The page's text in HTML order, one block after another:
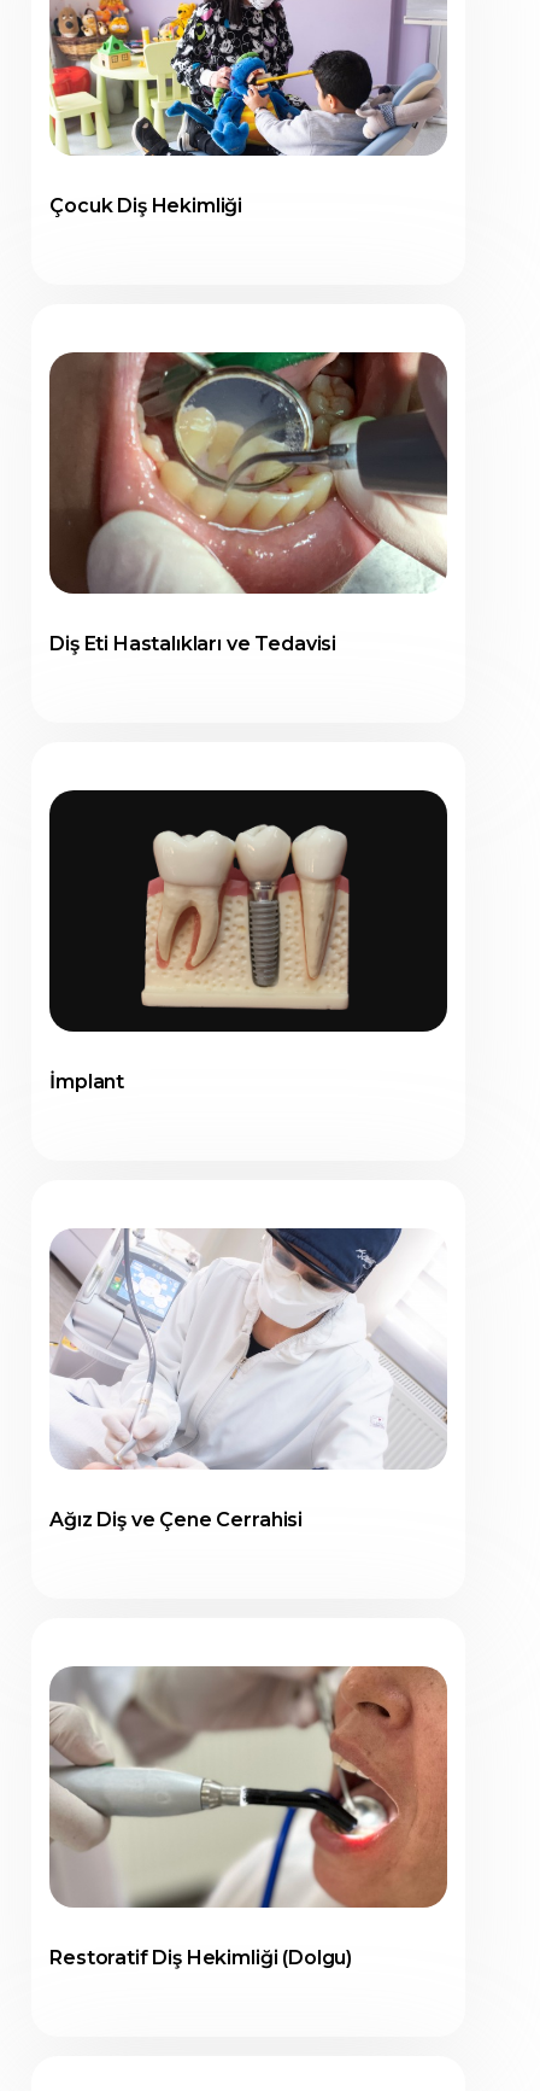
Çocuk Diş Hekimliği
Diş Eti Hastalıkları ve Tedavisi
İmplant
Ağız Diş ve Çene Cerrahisi
Restoratif Diş Hekimliği (Dolgu)